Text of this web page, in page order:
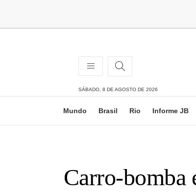
SÁBADO, 8 DE AGOSTO DE 2026
Mundo Brasil Rio Informe JB
Carro-bomba